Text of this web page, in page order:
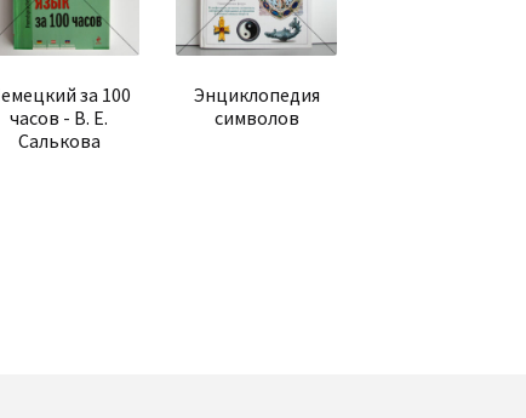
за 100
часов - В. Е.
Салькова
Энциклопедия
символов